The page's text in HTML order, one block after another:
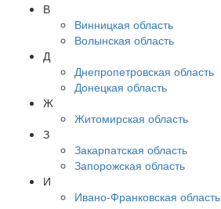
В
Винницкая область
Волынская область
Д
Днепропетровская область
Донецкая область
Ж
Житомирская область
З
Закарпатская область
Запорожская область
И
Ивано-Франковская область